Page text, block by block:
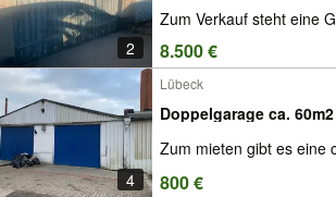
2
Zum Verkauf steht eine
8.500 €
4
Lübeck
Doppelgarage ca.
Zum mieten gibt es eine
800 €